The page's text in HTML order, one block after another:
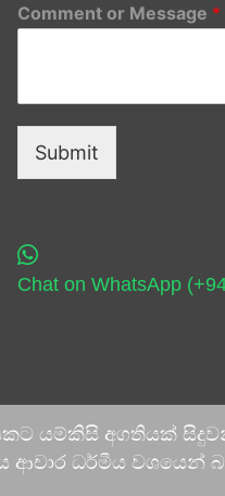
Comment or Message *
Submit
Chat on WhatsApp
යම්කිසි අගතියක්
ධර්මීය වශයෙන් බැඳී